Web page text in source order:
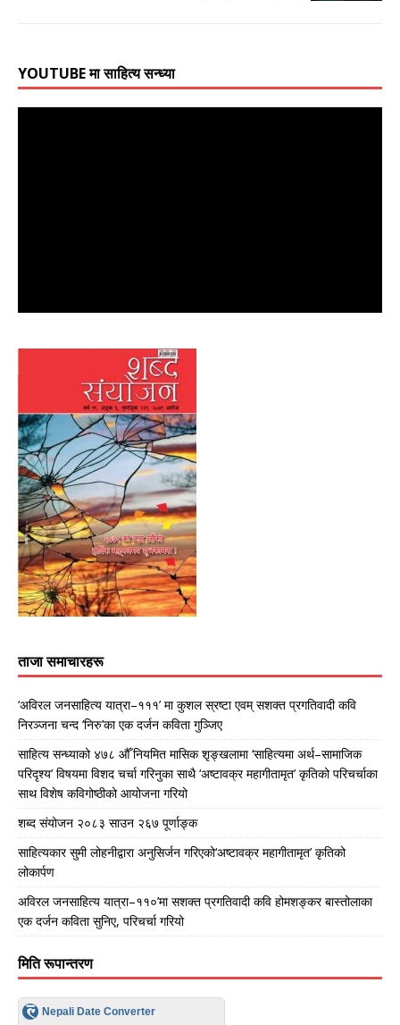
YOUTUBE मा साहित्य सन्ध्या
ताजा समाचारहरू
‘अविरल जनसाहित्य यात्रा–१११’ मा कुशल स्रष्टा एवम् सशक्त प्रगतिवादी कवि
निरञ्जना चन्द ‘निरु’का एक दर्जन कविता गुञ्जिए
साहित्य सन्ध्याको ४७८ औँ नियमित मासिक शृङ्खलामा ‘साहित्यमा अर्थ–सामाजिक
परिदृश्य’ विषयमा विशद चर्चा गरिनुका साथै ‘अष्टावक्र महागीतामृत’ कृतिको परिचर्चाका
साथ विशेष कविगोष्ठीको आयोजना गरियो
शब्द संयोजन २०८३ साउन २६७ पूर्णाङ्क
साहित्यकार सुमी लोहनीद्वारा अनुसिर्जन गरिएको‘अष्टावक्र महागीतामृत’ कृतिको
लोकार्पण
अविरल जनसाहित्य यात्रा–११०’मा सशक्त प्रगतिवादी कवि होमशङ्कर बास्तोलाका
एक दर्जन कविता सुनिए, परिचर्चा गरियो
मिति रूपान्तरण
Nepali Date Converter